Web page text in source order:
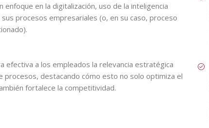
enfoque en la digitalización, uso de la inteligencia
procesos empresariales (o, en su caso, proceso
efectiva a los empleados la relevancia estratégica
procesos, destacando cómo esto no solo optimiza el
fortalece la competitividad.